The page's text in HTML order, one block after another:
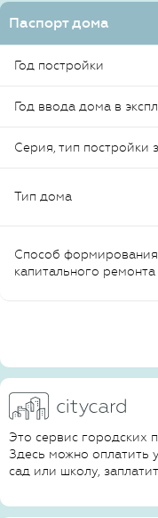
Паспорт дома
Год постройки
Год ввода дома в
Серия, тип постройки
Тип дома
Способ
капитального ремонта
Это сервис городских
Здесь можно оплатить
сад или школу,